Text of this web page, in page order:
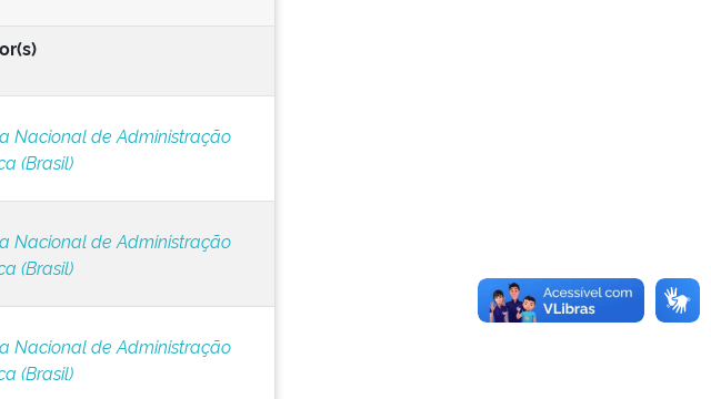
Nacional de Administração
(Brasil)
Nacional de Administração
(Brasil)
Nacional de Administração
(Brasil)